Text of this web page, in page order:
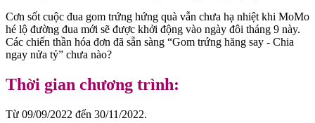
Cơn sốt cuộc đua gom trứng hứng quà vẫn chưa hạ nhiệt khi MoMo
hé lộ đường đua mới sẽ được khởi động vào ngày đôi tháng 9 này.
Các chiến thần hóa đơn đã sẵn sàng “Gom trứng hăng say - Chia
ngay nửa tỷ” chưa nào?
Thời gian chương trình:
Từ 09/09/2022 đến 30/11/2022.